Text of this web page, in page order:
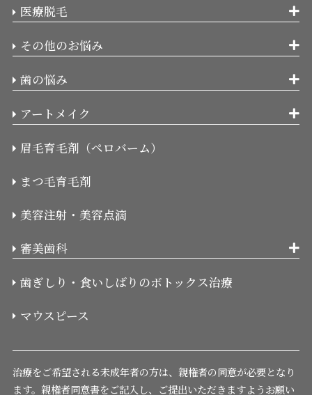
医療脱毛
その他のお悩み
歯の悩み
アートメイク
眉毛育毛剤（ペロバーム）
まつ毛育毛剤
美容注射・美容点滴
審美歯科
歯ぎしり・食いしばりのボトックス治療
マウスピース
治療をご希望される未成年者の方は、親権者の同意が必要となり
ます。 親権者同意書をご記入し、ご提出いただきますようお願い